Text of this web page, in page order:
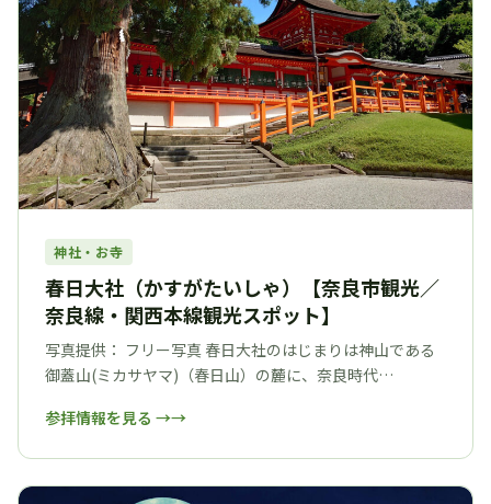
神社・お寺
春日大社（かすがたいしゃ）【奈良市観光／
奈良線・関西本線観光スポット】
写真提供： フリー写真 春日大社のはじまりは神山である
御蓋山(ミカサヤマ)（春日山）の麓に、奈良時代…
参拝情報を見る →